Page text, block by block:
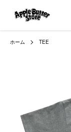
ホーム TEE